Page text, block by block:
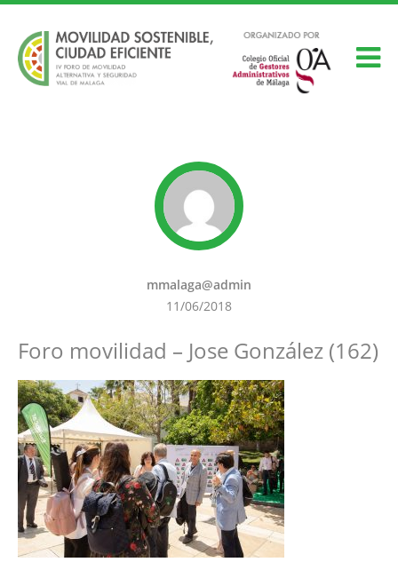
mmalaga@admin
11/06/2018
Foro movilidad – Jose González (162)